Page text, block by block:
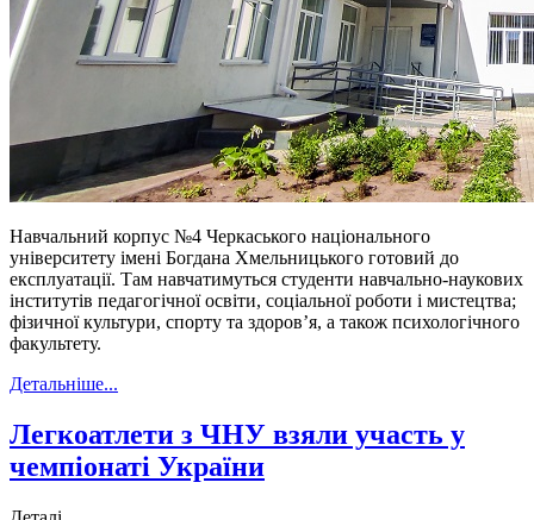
Навчальний корпус №4 Черкаського національного
університету імені Богдана Хмельницького готовий до
експлуатації. Там навчатимуться студенти навчально-наукових
інститутів педагогічної освіти, соціальної роботи і мистецтва;
фізичної культури, спорту та здоров’я, а також психологічного
факультету.
Детальніше...
Легкоатлети з ЧНУ взяли участь у
чемпіонаті України